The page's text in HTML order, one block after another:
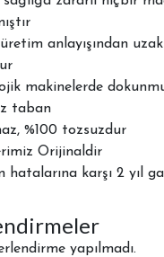
anlayışından
makinelerde
taban
%100 tozsuzdur
Orijinaldir
hatalarına karşı 2 yıl
yapılmadı.